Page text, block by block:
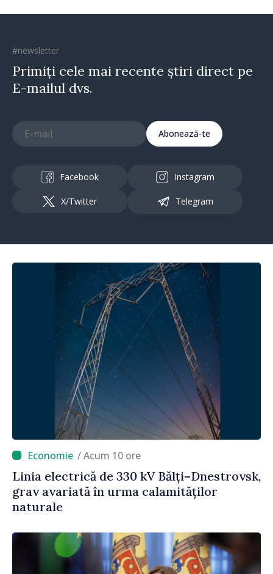
#newsletter
Primiți cele mai recente știri direct pe
E-mailul dvs.
Abonează-te
Facebook Instagram
X/Twitter Telegram
/ Acum 10 ore
Linia electrică de 330 kV Bălți–Dnestrovsk,
grav avariată în urma calamităților
naturale